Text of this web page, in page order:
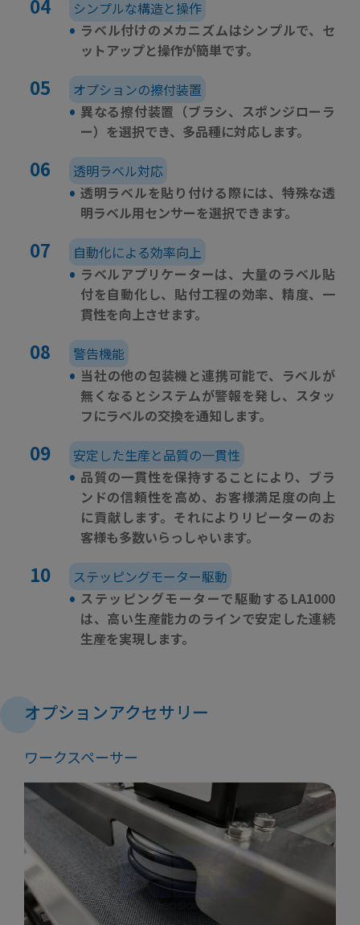
シンプルな構造と操作
• ラベル付けのメカニズムはシンプルで、セ
ットアップと操作が簡単です。
オプションの擦付装置
• 異なる擦付装置（ブラシ、スポンジローラ
ー）を選択でき、多品種に対応します。
透明ラベル対応
• 透明ラベルを貼り付ける際には、特殊な透
明ラベル用センサーを選択できます。
自動化による効率向上
• ラベルアプリケーターは、大量のラベル貼
付を自動化し、貼付工程の効率、精度、一
貫性を向上させます。
警告機能
• 当社の他の包装機と連携可能で、ラベルが
無くなるとシステムが警報を発し、スタッ
フにラベルの交換を通知します。
安定した生産と品質の一貫性
• 品質の一貫性を保持することにより、ブラ
ンドの信頼性を高め、お客様満足度の向上
に貢献します。それによりリピーターのお
客様も多数いらっしゃいます。
ステッピングモーター駆動
• ステッピングモーターで駆動するLA1000
は、高い生産能力のラインで安定した連続
生産を実現します。
オプションアクセサリー
ワークスペーサー